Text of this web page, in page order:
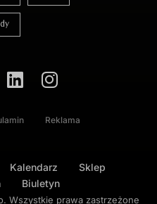
Reklama
Kalendarz
Sklep
Biuletyn
Wszystkie prawa zastrzeżone